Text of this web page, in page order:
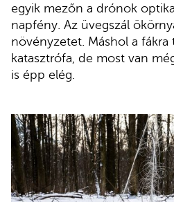
egyik mezőn a drónok
napfény. Az üvegszál
növényzetet. Máshol a fákra
katasztrófa, de most van
is épp elég.